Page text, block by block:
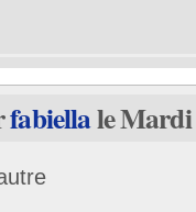
fabiellale Mardi